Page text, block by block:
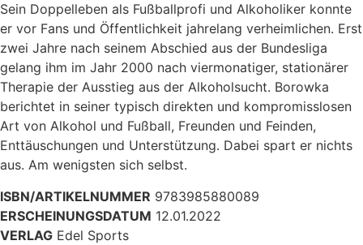
Sein Doppelleben als Fußballprofi und Alkoholiker konnte
er vor Fans und Öffentlichkeit jahrelang verheimlichen. Erst
zwei Jahre nach seinem Abschied aus der Bundesliga
gelang ihm im Jahr 2000 nach viermonatiger, stationärer
Therapie der Ausstieg aus der Alkoholsucht. Borowka
berichtet in seiner typisch direkten und kompromisslosen
Art von Alkohol und Fußball, Freunden und Feinden,
Enttäuschungen und Unterstützung. Dabei spart er nichts
aus. Am wenigsten sich selbst.
ISBN/ARTIKELNUMMER 9783985880089
ERSCHEINUNGSDATUM 12.01.2022
VERLAG Edel Sports